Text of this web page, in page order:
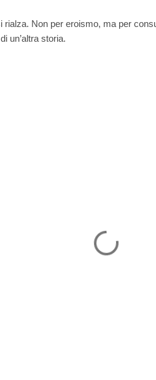
Non per eroismo, ma per
un’altra storia.